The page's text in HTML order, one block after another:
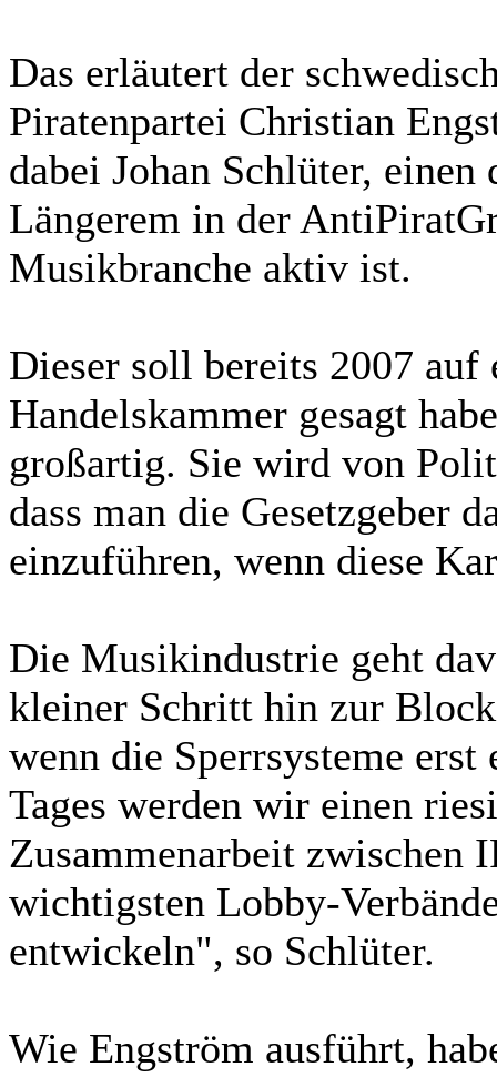
Das erläutert der
Piratenpartei Christian
dabei Johan Schlüter,
Längerem in der
Musikbranche aktiv ist.
Dieser soll bereits 2007 auf
Handelskammer gesagt
großartig. Sie wird von
dass man die Gesetzgeber
einzuführen, wenn diese
Die Musikindustrie geht
kleiner Schritt hin zur
wenn die Sperrsysteme
Tages werden wir einen
Zusammenarbeit zwischen
wichtigsten Lobby-
entwickeln", so Schlüter.
Wie Engström ausführt,